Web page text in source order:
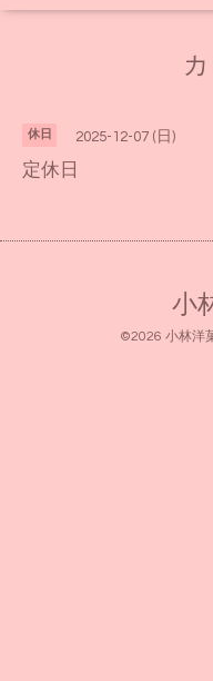
休日 2025-12-07 (日)
定休日
小
©2026 小林洋